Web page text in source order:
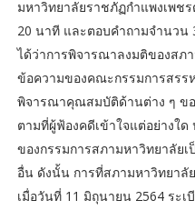
มหาวิทยาลัยราชภัฏกำแพงเพช
20 นาที และตอบคำถามจำนวน
ได้ว่าการพิจารณาลงมติของสภ
ข้อความของคณะกรรมการสรร
พิจารณาคุณสมบัติด้านต่าง ๆ ข
ตามที่ผู้ฟ้องคดีเข้าใจแต่อย่างใ
ของกรรมการสภามหาวิทยาลัย
อื่น ดังนั้น การที่สภามหาวิทยาลั
เมื่อวันที่ 11 มิถุนายน 2564 ระเ